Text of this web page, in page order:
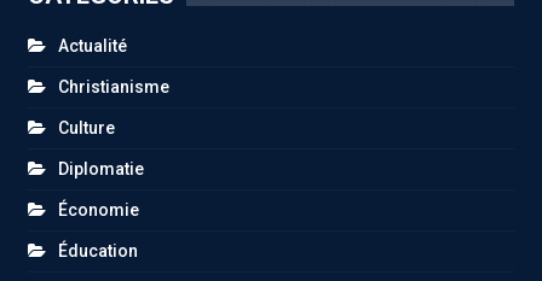
Actualité
Christianisme
Culture
Diplomatie
Économie
Éducation